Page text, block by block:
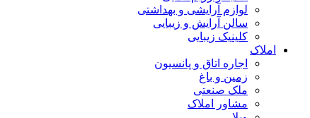
لوازم آرایشی و بهداشتی
سالن آرایش و زیبایی
کلینیک زیبایی
املاک
اجاره اتاق و پانسیون
زمین و باغ
ملک صنعتی
مشاور املاک